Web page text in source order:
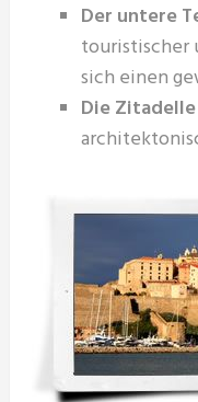
Der untere
touristischer
sich einen
Die Zitadelle